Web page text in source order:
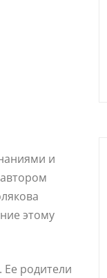
и
этому
Ее родители